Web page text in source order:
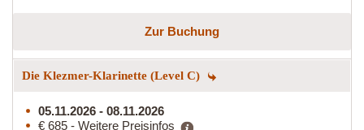
Zur Buchung
Die Klezmer-Klarinette (Level C)
05.11.2026 - 08.11.2026
€ 685 - Weitere Preisinfos